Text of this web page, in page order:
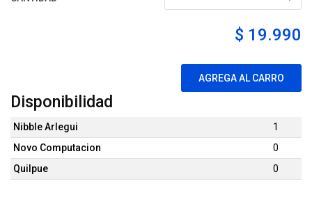
$ 19.990
AGREGA AL CARRO
Disponibilidad
Nibble Arlegui
1
Novo Computacion
0
Quilpue
0